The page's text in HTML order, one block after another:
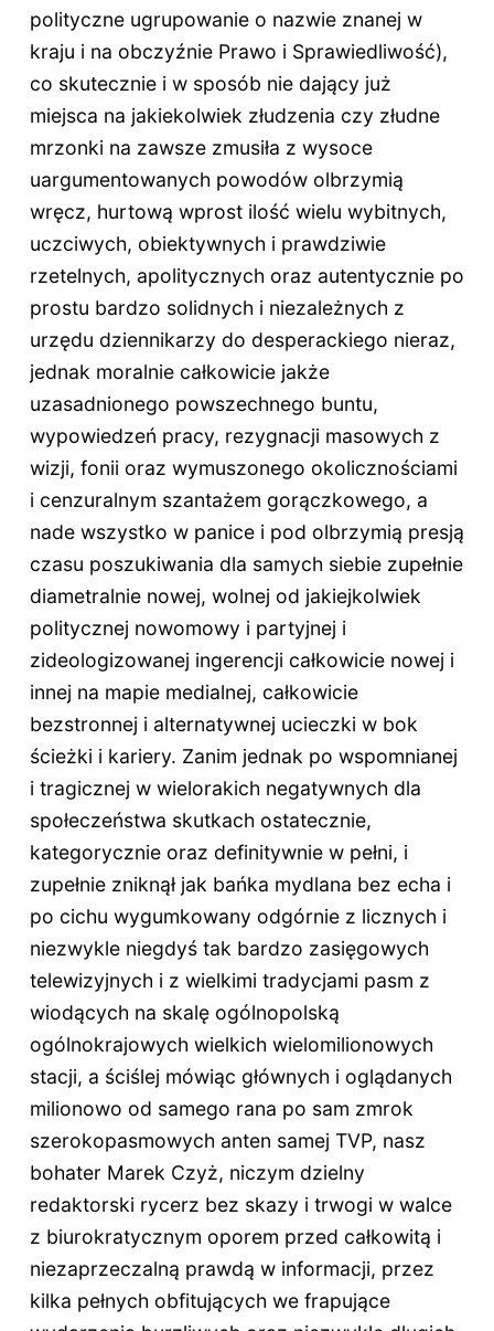
polityczne ugrupowanie o nazwie znanej w
kraju i na obczyźnie Prawo i Sprawiedliwość),
co skutecznie i w sposób nie dający już
miejsca na jakiekolwiek złudzenia czy złudne
mrzonki na zawsze zmusiła z wysoce
uargumentowanych powodów olbrzymią
wręcz, hurtową wprost ilość wielu wybitnych,
uczciwych, obiektywnych i prawdziwie
rzetelnych, apolitycznych oraz autentycznie po
prostu bardzo solidnych i niezależnych z
urzędu dziennikarzy do desperackiego nieraz,
jednak moralnie całkowicie jakże
uzasadnionego powszechnego buntu,
wypowiedzeń pracy, rezygnacji masowych z
wizji, fonii oraz wymuszonego okolicznościami
i cenzuralnym szantażem gorączkowego, a
nade wszystko w panice i pod olbrzymią presją
czasu poszukiwania dla samych siebie zupełnie
diametralnie nowej, wolnej od jakiejkolwiek
politycznej nowomowy i partyjnej i
zideologizowanej ingerencji całkowicie nowej i
innej na mapie medialnej, całkowicie
bezstronnej i alternatywnej ucieczki w bok
ścieżki i kariery. Zanim jednak po wspomnianej
i tragicznej w wielorakich negatywnych dla
społeczeństwa skutkach ostatecznie,
kategorycznie oraz definitywnie w pełni, i
zupełnie zniknął jak bańka mydlana bez echa i
po cichu wygumkowany odgórnie z licznych i
niezwykle niegdyś tak bardzo zasięgowych
telewizyjnych i z wielkimi tradycjami pasm z
wiodących na skalę ogólnopolską
ogólnokrajowych wielkich wielomilionowych
stacji, a ściślej mówiąc głównych i oglądanych
milionowo od samego rana po sam zmrok
szerokopasmowych anten samej TVP, nasz
bohater Marek Czyż, niczym dzielny
redaktorski rycerz bez skazy i trwogi w walce
z biurokratycznym oporem przed całkowitą i
niezaprzeczalną prawdą w informacji, przez
kilka pełnych obfitujących we frapujące